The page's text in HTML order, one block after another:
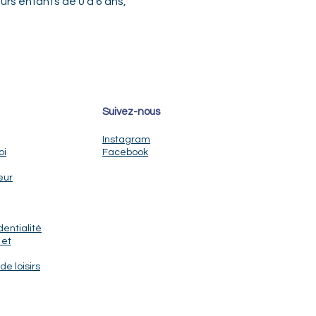
et
loisirs
Suivez-nous
Instagram
Facebook